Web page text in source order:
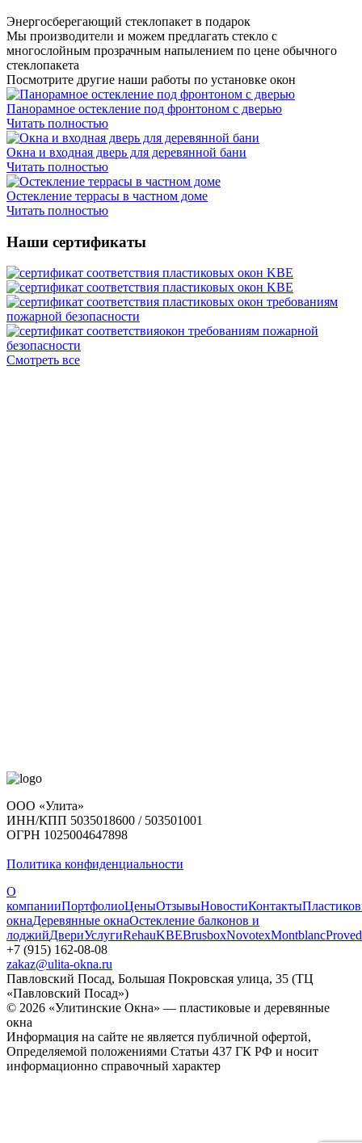
Энергосберегающий стеклопакет в подарок
Мы производители и можем предлагать стекло с
многослойным прозрачным напылением по цене обычного
стеклопакета
Посмотрите другие наши работы по установке окон
Панорамное остекление под фронтоном с дверью
Читать полностью
Окна и входная дверь для деревянной бани
Читать полностью
Остекление террасы в частном доме
Читать полностью
Наши сертификаты
Смотреть все
ООО «Улита»
ИНН/КПП 5035018600 / 503501001
ОГРН 1025004647898
Политика конфиденциальности
О
компанииПортфолиоЦеныОтзывыНовостиКонтакты
окнаДеревянные окнаОстекление балконов и
лоджийДвериУслугиRehauKBEBrusboxNovotexMontblanc
+7 (915) 162-08-08
zakaz@ulita-okna.ru
Павловский Посад, Большая Покровская улица, 35 (ТЦ
«Павловский Посад»)
© 2026 «Улитинские Окна» — пластиковые и деревянные
окна
Информация на сайте не является публичной офертой,
Определяемой положениями Статьи 437 ГК РФ и носит
информационно справочный характер